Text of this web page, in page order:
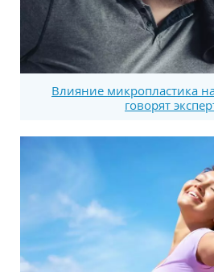
Влияние микропластика
говорят